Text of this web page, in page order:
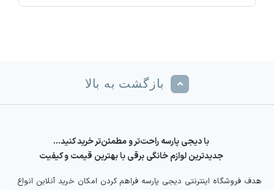
بازگشت به بالا
با دیجی پارسه راحت‌تر و مطمئن‌تر خرید کنید…
جدیدترین لوازم خانگی برقی با بهترین قیمت و کیفیت
هدف فروشگاه اینترنتی دیجی پارسه فراهم کردن امکان خرید آنلاین انواع